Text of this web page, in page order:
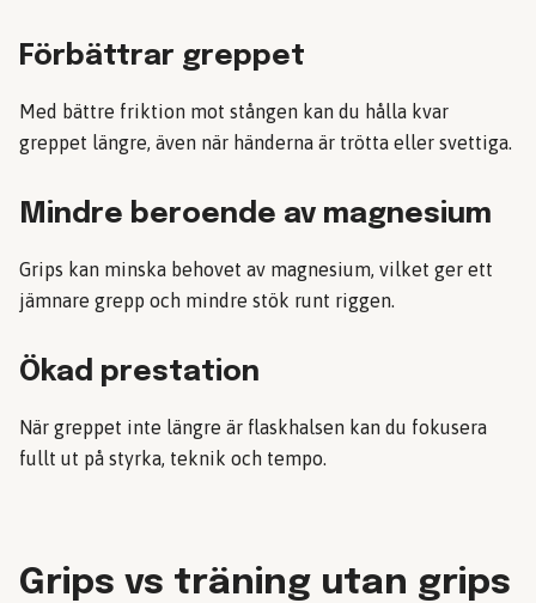
Förbättrar greppet
Med bättre friktion mot stången kan du hålla kvar
greppet längre, även när händerna är trötta eller svettiga.
Mindre beroende av magnesium
Grips kan minska behovet av magnesium, vilket ger ett
jämnare grepp och mindre stök runt riggen.
Ökad prestation
När greppet inte längre är flaskhalsen kan du fokusera
fullt ut på styrka, teknik och tempo.
Grips vs träning utan grips